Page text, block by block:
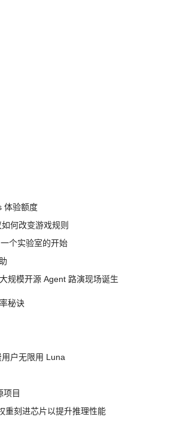
体验额度
何改变游戏规则
个实验室的开始
规模开源 Agent 路演现场诞生
秘诀
户无限用 Luna
项目
重刻进芯片以提升推理性能